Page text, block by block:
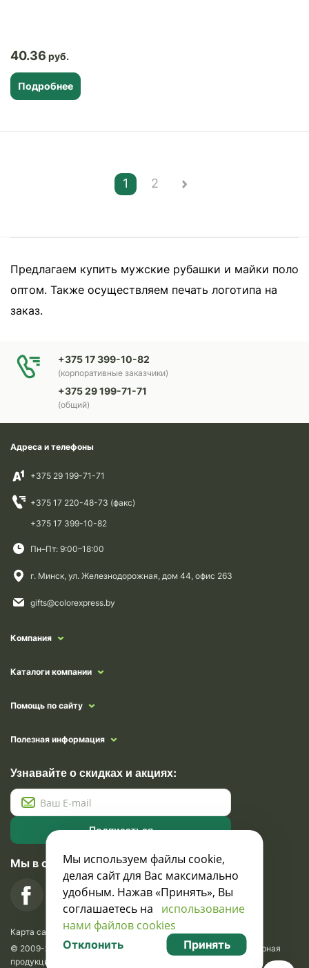
40.36
Подробнее
1 2
Предлагаем купить мужские рубашки и майки поло
оптом. Также осуществляем печать логотипа на
заказ.
+375 17 399-10-82
(корпоративные заказчики)
+375 29 199-71-71
(общий)
Адреса и телефоны
+375 29 199-71-71
+375 17 220-48-73 (факс)
+375 17 399-10-82
Пн–Пт: 9:00–18:00
г. Минск, ул. Железнодорожная, дом 44, офис 263
gifts@colorexpress.by
Компания
Каталоги компании
Помощь по сайту
Полезная информация
Узнавайте о скидках и акциях:
Подписаться
Мы в социальных сетях
Карта сайта
© 2009-2026 Krasavik.by. Сувениры оптом. Рекламно-сувенирная
продукция и сувениры с логотипом. УНН 100873745, ООО
Мы используем файлы cookie,
делая сайт для Вас максимально
удобным. Нажав «Принять», Вы
соглашаетесь на использование
нами файлов cookies
Отклонить Принять